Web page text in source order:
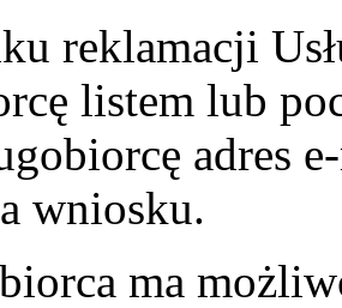
reklamacji
listem lub
adres
wniosku.
ma